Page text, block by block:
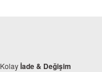
Kolayİade & Değişim